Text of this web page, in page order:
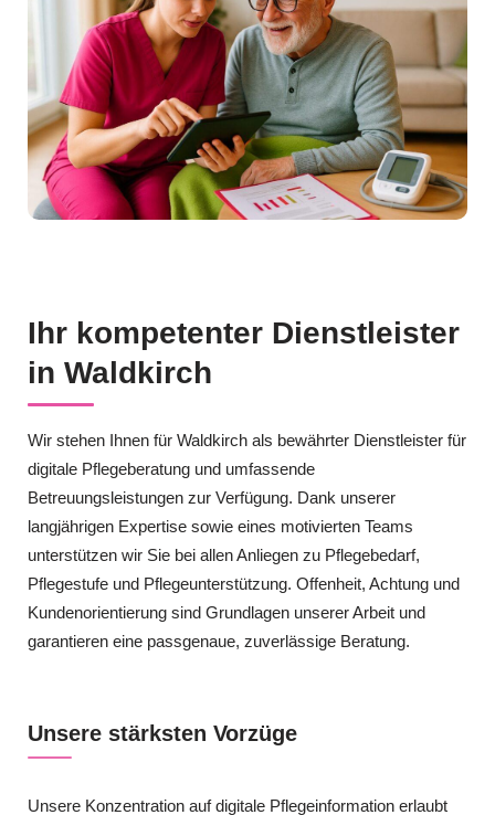
Ihr kompetenter Dienstleister
in Waldkirch
Wir stehen Ihnen für Waldkirch als bewährter Dienstleister für
digitale Pflegeberatung und umfassende
Betreuungsleistungen zur Verfügung. Dank unserer
langjährigen Expertise sowie eines motivierten Teams
unterstützen wir Sie bei allen Anliegen zu Pflegebedarf,
Pflegestufe und Pflegeunterstützung. Offenheit, Achtung und
Kundenorientierung sind Grundlagen unserer Arbeit und
garantieren eine passgenaue, zuverlässige Beratung.
Unsere stärksten Vorzüge
Unsere Konzentration auf digitale Pflegeinformation erlaubt